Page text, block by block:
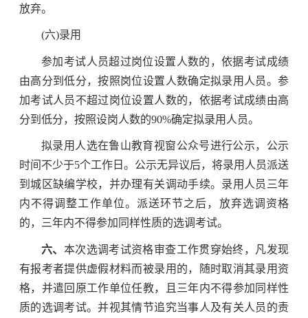
放弃。
(六)录用
参加考试人员超过岗位设置人数的，依据考试成绩
由高分到低分，按照岗位设置人数确定拟录用人员。参
加考试人员不超过岗位设置人数的，依据考试成绩由高
分到低分，按照设岗人数的90%确定拟录用人员。
拟录用人选在鲁山教育视窗公众号进行公示，公示
时间不少于5个工作日。公示无异议后，将录用人员派送
到城区缺编学校，并办理有关调动手续。录用人员三年
内不得调整工作单位。派送环节之后，放弃选调资格
的，三年内不得参加同样性质的选调考试。
六、 本次选调考试资格审查工作贯穿始终，凡发现
有报考者提供虚假材料而被录用的，随时取消其录用资
格，并遣回原工作单位任教，且三年内不得参加同样性
质的选调考试。并视其情节追究当事人及有关人员的责